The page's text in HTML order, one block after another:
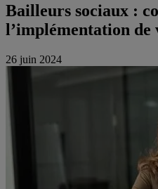
Bailleurs sociaux :
l’implémentation
26 juin 2024